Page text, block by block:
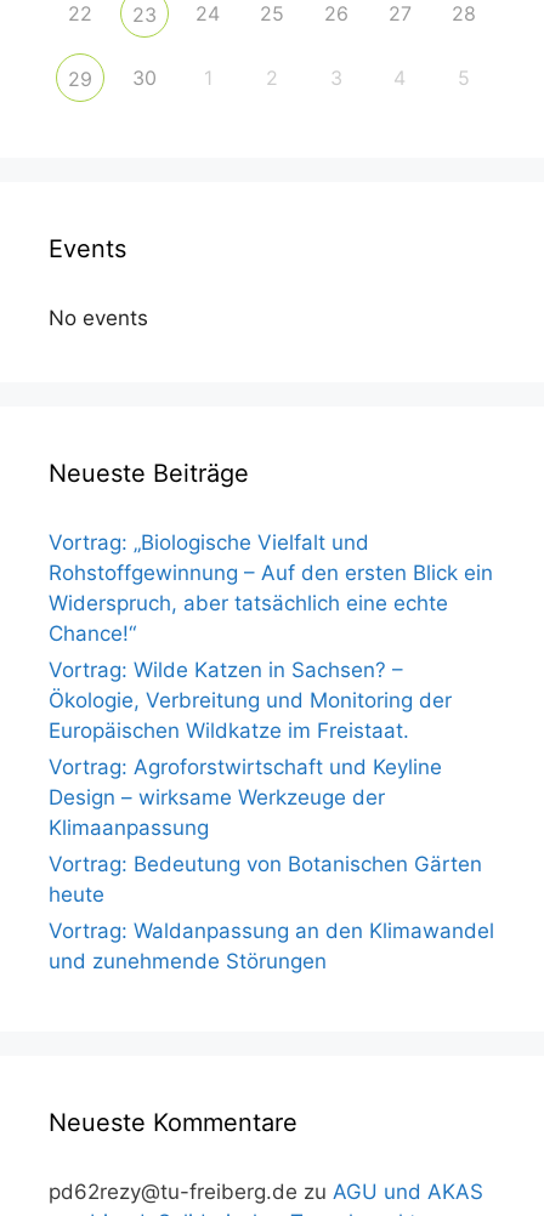
22 23 24 25 26 27 28
29 30 1 2 3 4 5
Events
No events
Neueste Beiträge
Vortrag: „Biologische Vielfalt und
Rohstoffgewinnung – Auf den ersten Blick ein
Widerspruch, aber tatsächlich eine echte
Chance!“
Vortrag: Wilde Katzen in Sachsen? –
Ökologie, Verbreitung und Monitoring der
Europäischen Wildkatze im Freistaat.
Vortrag: Agroforstwirtschaft und Keyline
Design – wirksame Werkzeuge der
Klimaanpassung
Vortrag: Bedeutung von Botanischen Gärten
heute
Vortrag: Waldanpassung an den Klimawandel
und zunehmende Störungen
Neueste Kommentare
pd62rezy@tu-freiberg.de zu AGU und AKAS